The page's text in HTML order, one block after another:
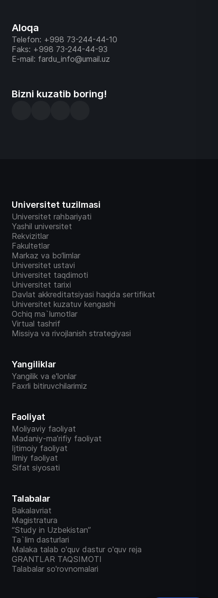
Aloqa
Telefon: +998 73-244-44-10
Faks: +998 73-244-44-93
E-mail: fardu_info@umail.uz
Bizni kuzatib boring!
Universitet tuzilmasi
Universitet rahbariyati
Yashil universitet
Rekvizitlar
Fakultetlar
Markaz va bo‘limlar
Universitet ustavi
Universitet taqdimoti
Universitet tarixi
Davlat akkreditatsiyasi haqida sertifikat
Universitet kuzatuv kengashi
Ochiq ma`lumotlar
Virtual tashrif
Missiya va rivojlanish strategiyasi
Yangiliklar
Yangilik va e'lonlar
Faxrli bitiruvchilarimiz
Faoliyat
Moliyaviy faoliyat
Madaniy-ma’rifiy faoliyat
Ijtimoiy faoliyat
Ilmiy faoliyat
Sifat siyosati
Talabalar
Bakalavriat
Magistratura
“Study in Uzbekistan”
Ta`lim dasturlari
Malaka talab o'quv dastur o'quv reja
GRANTLAR TAQSIMOTI
Talabalar so'rovnomalari